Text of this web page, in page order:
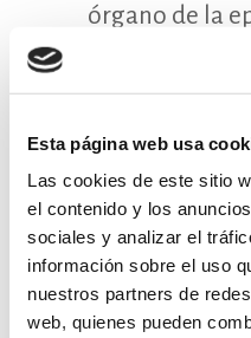
Esta página web usa
Las cookies de este sitio
el contenido y los
sociales y analizar el
información sobre el uso
nuestros partners de
web, quienes pueden
órgano de la
un efecto
entre distintos
Esta última
una pequeña
la música:
sección
amenaza,